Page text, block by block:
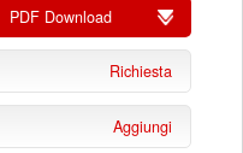
PDF Download
Richiesta
Aggiungi